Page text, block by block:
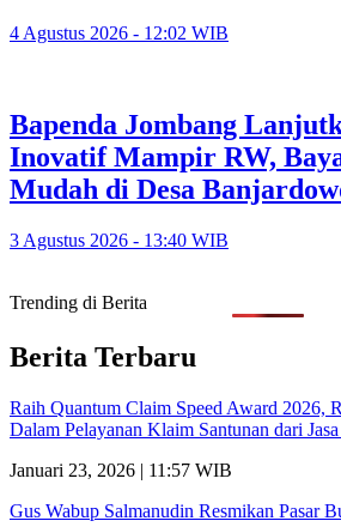
4 Agustus 2026 - 12:02 WIB
Bapenda Jombang
Inovatif Mampir RW,
Mudah di Desa
3 Agustus 2026 - 13:40 WIB
Trending di Berita
Berita Terbaru
Raih Quantum Claim Speed Award 2026,
Dalam Pelayanan Klaim Santunan dari
Januari 23, 2026 | 11:57 WIB
Gus Wabup Salmanudin Resmikan Pasar